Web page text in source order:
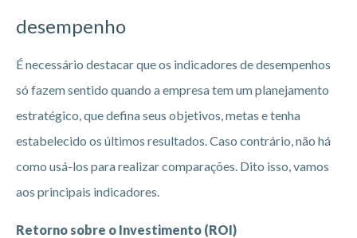
desempenho
É necessário destacar que os indicadores de desempenhos
só fazem sentido quando a empresa tem um planejamento
estratégico, que defina seus objetivos, metas e tenha
estabelecido os últimos resultados. Caso contrário, não há
como usá-los para realizar comparações. Dito isso, vamos
aos principais indicadores.
Retorno sobre o Investimento (ROI)